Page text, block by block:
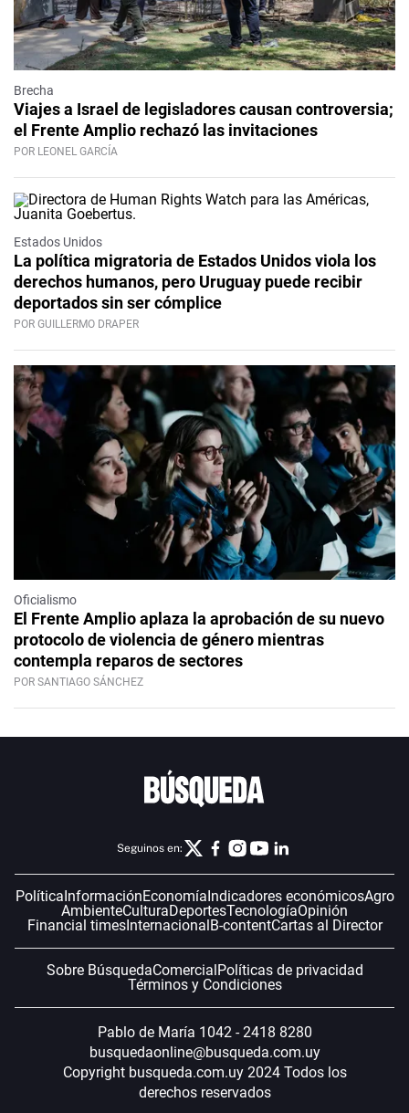
Brecha
Viajes a Israel de legisladores causan controversia;
el Frente Amplio rechazó las invitaciones
POR LEONEL GARCÍA
Estados Unidos
La política migratoria de Estados Unidos viola los
derechos humanos, pero Uruguay puede recibir
deportados sin ser cómplice
POR GUILLERMO DRAPER
Oficialismo
El Frente Amplio aplaza la aprobación de su nuevo
protocolo de violencia de género mientras
contempla reparos de sectores
POR SANTIAGO SÁNCHEZ
Seguinos en:
PolíticaInformaciónEconomíaIndicadores económicosAgro
AmbienteCulturaDeportesTecnologíaOpinión
Financial timesInternacionalB-contentCartas al Director
Sobre BúsquedaComercialPolíticas de privacidad
Términos y Condiciones
Pablo de María 1042 - 2418 8280
busquedaonline@busqueda.com.uy
Copyright busqueda.com.uy 2024 Todos los
derechos reservados